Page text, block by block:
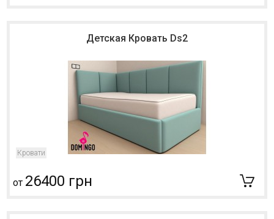
Детская Кровать Ds2
Кровати
от 26400 грн